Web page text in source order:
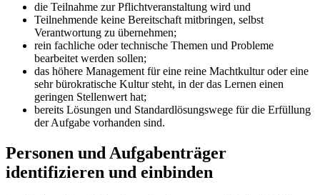
die Teilnahme zur Pflichtveranstaltung wird und
Teilnehmende keine Bereitschaft mitbringen, selbst
Verantwortung zu übernehmen;
rein fachliche oder technische Themen und Probleme
bearbeitet werden sollen;
das höhere Management für eine reine Machtkultur oder eine
sehr bürokratische Kultur steht, in der das Lernen einen
geringen Stellenwert hat;
bereits Lösungen und Standardlösungswege für die Erfüllung
der Aufgabe vorhanden sind.
Personen und Aufgabenträger
identifizieren und einbinden